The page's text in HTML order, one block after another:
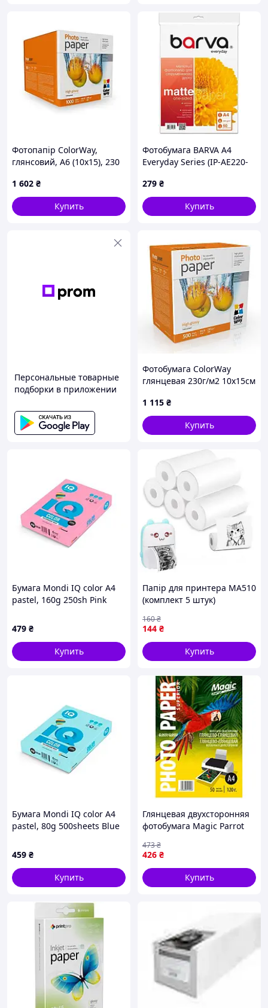
Фотопапір ColorWay,
глянсовий, A6 (10х15), 230
(PG23010004R)
1 602 ₴
Купить
Фотобумага BARVA A4
Everyday Series (IP-AE220-
279 ₴
Купить
Персональные товарные
подборки в приложении
Фотобумага ColorWay
глянцевая 230г/м2 10x15см
1 115 ₴
Купить
Бумага Mondi IQ color А4
pastel, 160g 250sh Pink
479 ₴
Купить
Папір для принтера MA510
(комплект 5 штук)
144 ₴
160₴
Купить
Бумага Mondi IQ color А4
pastel, 80g 500sheets Blue
459 ₴
Купить
Глянцевая двухсторонняя
фотобумага Magic Parrot
г/м² Superior
426 ₴
473₴
Купить